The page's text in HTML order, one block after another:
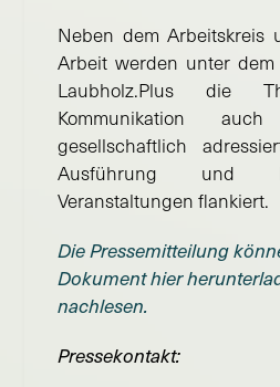
Neben dem Arbeitskreis
Arbeit werden unter
Laubholz.Plus die
Kommunikation
gesellschaftlich
Ausführung und
Veranstaltungen flankiert.
Die Pressemitteilung
Dokument hier
nachlesen.
Pressekontakt: